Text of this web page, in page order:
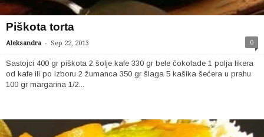
Piškota torta
Aleksandra - Sep 22, 2013 0
Sastojci 400 gr piškota 2 šolje kafe 330 gr bele čokolade 1 polja likera
od kafe ili po izboru 2 žumanca 350 gr šlaga 5 kašika šećera u prahu
100 gr margarina 1/2...